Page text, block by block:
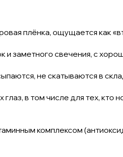
плёнка, ощущается как
заметного свечения, с
не скатываются в
в том числе для тех, кто
комплексом